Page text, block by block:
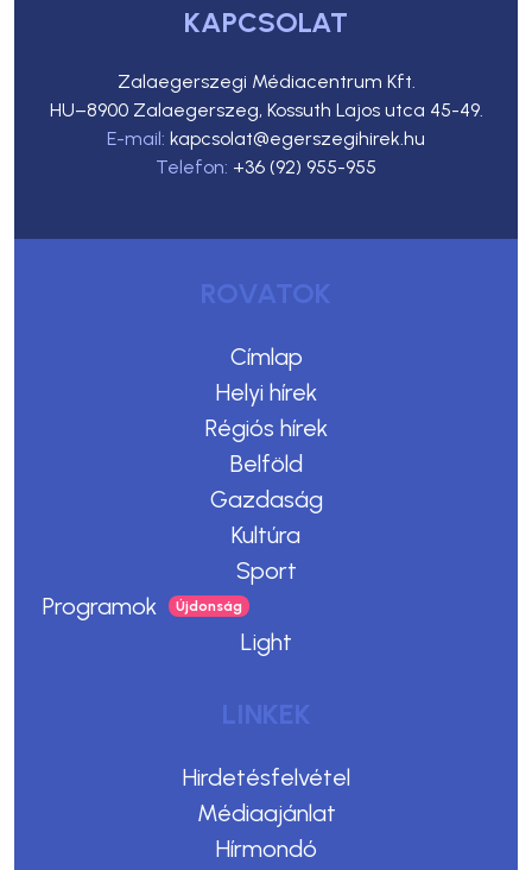
KAPCSOLAT
Zalaegerszegi Médiacentrum Kft.
HU–8900 Zalaegerszeg, Kossuth Lajos utca 45-49.
E-mail: kapcsolat@egerszegihirek.hu
Telefon: +36 (92) 955-955
ROVATOK
Címlap
Helyi hírek
Régiós hírek
Belföld
Gazdaság
Kultúra
Sport
Programok
Light
LINKEK
Hirdetésfelvétel
Médiaajánlat
Hírmondó